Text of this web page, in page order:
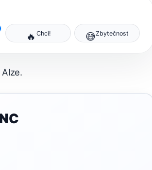
🔥 Chci! 😅Zbytečnost